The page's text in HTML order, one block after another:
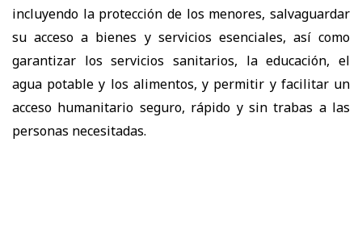
incluyendo la protección de los menores, salvaguardar
su acceso a bienes y servicios esenciales, así como
garantizar los servicios sanitarios, la educación, el
agua potable y los alimentos, y permitir y facilitar un
acceso humanitario seguro, rápido y sin trabas a las
personas necesitadas.